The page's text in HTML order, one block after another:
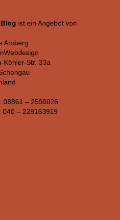
ist ein Angebot von
Amberg
Köhler-Str. 33a
08861 – 2590026
040 – 228163919